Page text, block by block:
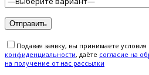
Подавая заявку, вы принимаете
конфиденциальности, даёте cогласие на
на получение от нас рассылки